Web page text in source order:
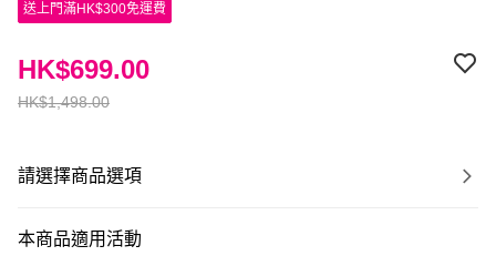
送上門滿HK$300免運費
HK$1,498.00
HK$699.00
請選擇商品選項
本商品適用活動